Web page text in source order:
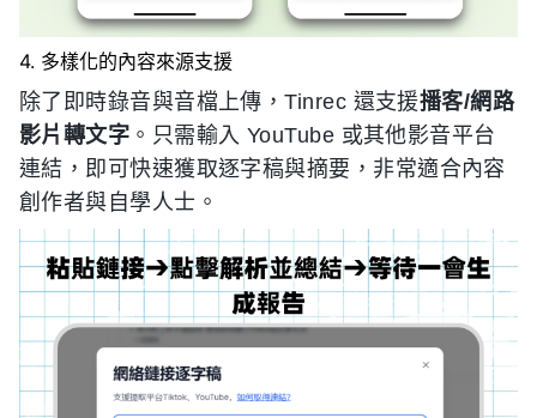
4. 多樣化的內容來源支援
除了即時錄音與音檔上傳，Tinrec 還支援播客/網路
影片轉文字 。只需輸入 YouTube 或其他影音平台
連結，即可快速獲取逐字稿與摘要，非常適合內容
創作者與自學人士。